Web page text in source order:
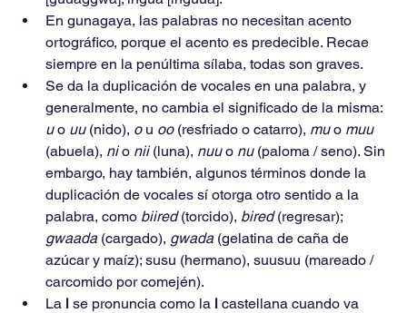
En gunagaya, las palabras no necesitan acento
ortográfico, porque el acento es predecible. Recae
siempre en la penúltima sílaba, todas son graves.
Se da la duplicación de vocales en una palabra, y
generalmente, no cambia el significado de la misma:
u o uu (nido), o u oo (resfriado o catarro), mu o muu
(abuela), ni o nii (luna), nuu o nu (paloma / seno). Sin
embargo, hay también, algunos términos donde la
duplicación de vocales sí otorga otro sentido a la
palabra, como biired (torcido), bired (regresar);
gwaada (cargado), gwada (gelatina de caña de
azúcar y maíz); susu (hermano), suusuu (mareado /
carcomido por comején).
La l se pronuncia como la l castellana cuando va